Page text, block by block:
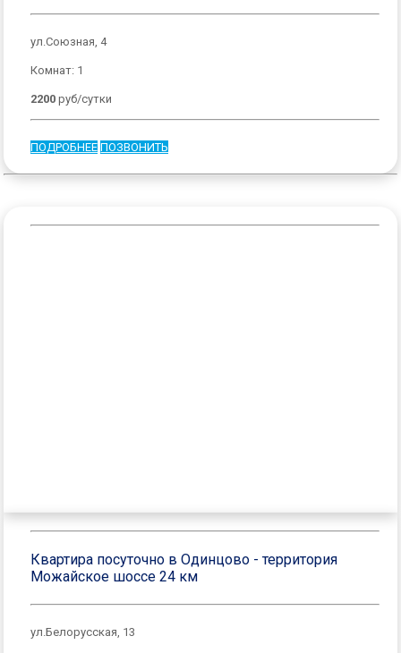
ул.Союзная, 4
Комнат: 1
2200 руб/сутки
ПОДРОБНЕЕ ПОЗВОНИТЬ
Квартира посуточно в Одинцово - территория
Можайское шоссе 24 км
ул.Белорусская, 13